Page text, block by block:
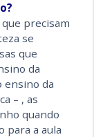
precisam
se
que
da
ensino da
– , as
quando
para a aula